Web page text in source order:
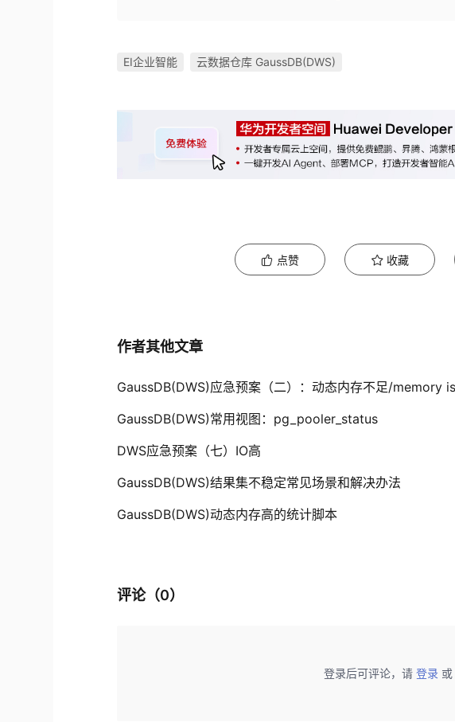
EI企业智能 云数据仓库 GaussDB(DWS)
点赞 收藏
作者其他文章
GaussDB(DWS)应急预案（二）：动态内存不足/memory
GaussDB(DWS)常用视图：pg_pooler_status
DWS应急预案（七）IO高
GaussDB(DWS)结果集不稳定常见场景和解决办法
GaussDB(DWS)动态内存高的统计脚本
评论（0）
登录后可评论，请 登录 或